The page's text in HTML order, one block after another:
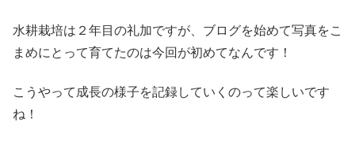
水耕栽培は２年目の礼加ですが、ブログを始めて写真をこ
まめにとって育てたのは今回が初めてなんです！
こうやって成長の様子を記録していくのって楽しいです
ね！